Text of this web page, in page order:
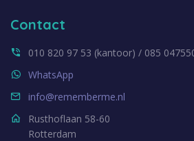
Contact
010 820 97 53 (kantoor) / 085
WhatsApp
info@rememberme.nl
Rusthoflaan 58-60
Rotterdam